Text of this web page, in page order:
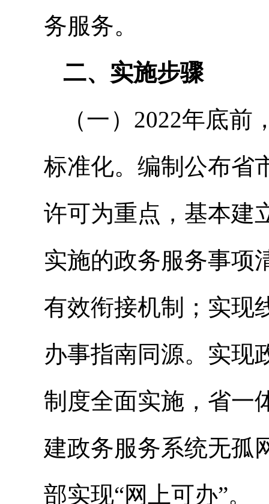
务服务。
二、实施步骤
（一）2022年底
标准化。编制公布省
许可为重点，基本建
实施的政务服务事项
有效衔接机制；实现
办事指南同源。实现
制度全面实施，省一
建政务服务系统无孤
部实现“网上可办”。